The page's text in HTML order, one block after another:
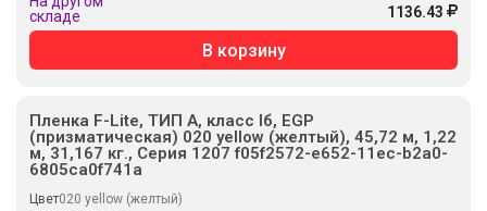
складе
1136.43
В корзину
Пленка F-Lite, ТИП А, класс Iб, EGP
(призматическая) 020 yellow (желтый), 45,72 м, 1,22
м, 31,167 кг., Серия 1207 f05f2572-e652-11ec-b2a0-
6805ca0f741a
Цвет020 yellow (желтый)